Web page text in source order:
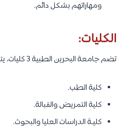
ومهاراتهم بشكل دائم.
الكليات:
تضم جامعة البحرين الطبية 3 كليات، يتم من خلالهم دراسة العديد من التخصصات، وهم كما يلي:
كلية الطب.
كلية التمريض والقبالة.
كليـة الدراسات العليا والبحوث.